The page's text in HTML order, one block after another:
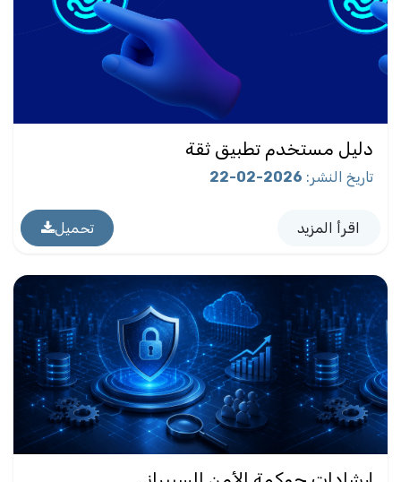
دليل مستخدم تطبيق ثقة
تاريخ النشر :
2026-02-22
اقرأ المزيد تحميل